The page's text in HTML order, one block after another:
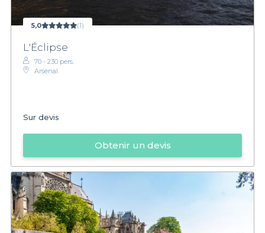
5,0 (1)
L'Éclipse
70 - 230 pers.
Arsenal
Sur devis
Obtenir un devis